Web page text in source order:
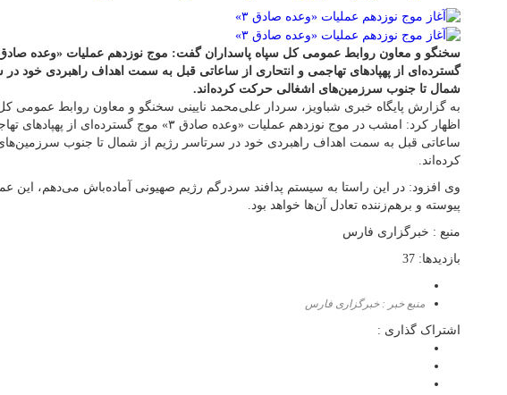
گسترده‌ای از پهپادهای تهاجمی و انتحاری از ساعاتی قبل به سمت اهداف راهبردی خود در
شمال تا جنوب سرزمین‌های اشغالی حرکت کرده‌اند.
به گزارش پایگاه خبری شباویز، سردار علی‌محمد نایینی سخنگو و معاون روابط عمومی
اظهار کرد: امشب در موج نوزدهم عملیات «وعده صادق ۳» موج
ساعاتی قبل به سمت اهداف راهبردی خود در سرتاسر رژیم از شمال تا جنوب
کرده‌اند.
وی افزود: در این راستا به سیستم پدافند سردرگم رژیم صهیونی آماده‌باش می‌دهم، این
پیوسته و برهم‌زننده تعادل آن‌ها خواهد بود.
منبع : خبرگزاری فارس
بازدیدها: 37
منبع خبر : خبرگزاری فارس
اشتراک گذاری :